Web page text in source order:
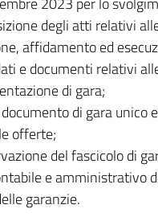
degli atti relativi
affidamento ed
e documenti relativi
di gara;
di gara unico
offerte;
del fascicolo di
e amministrativo
garanzie.